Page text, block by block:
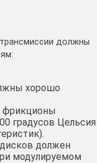
должны
хорошо
фрикционы
градусов Цельсия
должен
модулируемом